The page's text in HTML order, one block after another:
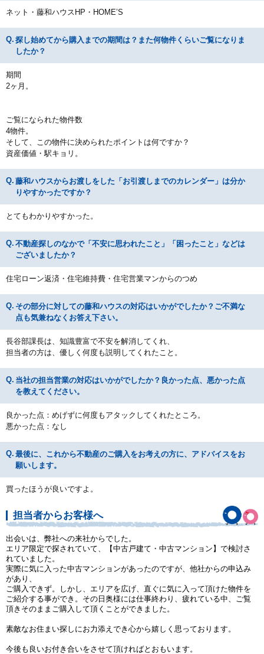
ネット・藤和ハウスHP・HOME’S
探し始めてから購入までの期間は？また何物件くらいご覧になりま
したか？
期間
2ヶ月。
ご覧になられた物件数
4物件。
そして、この物件に決められたポイントは何ですか？
資産価値・駅キョリ。
藤和ハウスからお渡しをした「お引渡しまでのカレンダー」は分か
りやすかったですか？
とてもわかりやすかった。
不動産探しのなかで「不安に思われたこと」「困ったこと」などは
ございましたか？
住宅ローン返済・住宅維持費・住宅営業マンからのつめ
その部分に対しての藤和ハウスの対応はいかがでしたか？ご不満な
点も気兼ねなくお答え下さい。
長谷部課長は、知識豊富で不安を解消してくれ、
担当者の方は、優しく何度も説明してくれたこと。
当社の担当営業の対応はいかがでしたか？良かった点、悪かった点
を教えてください。
良かった点：めげずに何度もアタックしてくれたところ。
悪かった点：なし
最後に、これから不動産のご購入をお考えの方に、アドバイスをお
願いします。
買ったほうが良いですよ。
担当者からお客様へ
出会いは、弊社への来社からでした。
エリア限定で探されていて、【中古戸建て・中古マンション】で検討さ
れていました。
実際に気に入った中古マンションがあったのですが、他社からの申込み
があり、
ご購入できず。しかし、エリアを広げ、直ぐに気に入って頂けた物件を
ご紹介する事ができ。その日奥様には仕事終わり、疲れている中、ご覧
頂きそのままご購入して頂くことができました。
素敵なお住まい探しにお力添えでき心から嬉しく思っております。
今後も良いお付き合いをさせて頂ければとおもいます。